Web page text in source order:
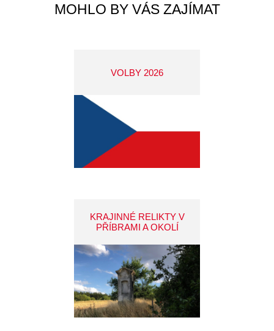
MOHLO BY VÁS ZAJÍMAT
VOLBY 2026
KRAJINNÉ RELIKTY V
PŘÍBRAMI A OKOLÍ